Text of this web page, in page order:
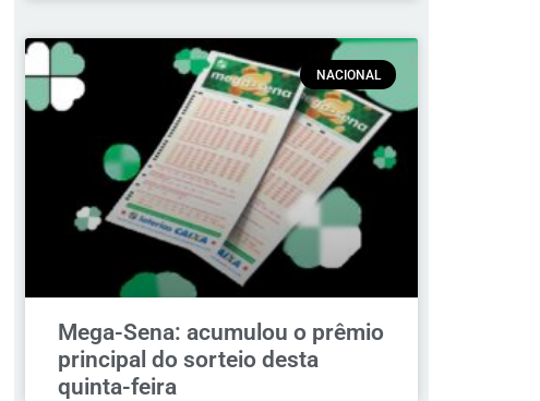
NACIONAL
Mega-Sena: acumulou o prêmio
principal do sorteio desta
quinta-feira